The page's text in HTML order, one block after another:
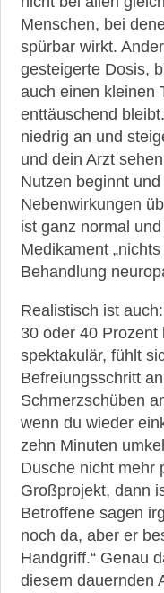
Menschen, bei
spürbar wirkt.
gesteigerte Dosis,
auch einen kleinen
enttäuschend
niedrig an und
und dein Arzt
Nutzen beginnt
Nebenwirkungen
ist ganz normal
Medikament
Behandlung
Realistisch ist
30 oder 40
spektakulär, fühlt
Befreiungsschritt
Schmerzschüben
wenn du wieder
zehn Minuten
Dusche nicht mehr
Großprojekt, dann
Betroffene sagen
noch da, aber er
Handgriff.“ Genau
diesem dauernden